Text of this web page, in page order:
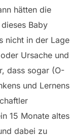
hätten die
Baby
nicht in der Lage
Ursache und
dass sogar (O-
und Lernens
15 Monate altes
dabei zu